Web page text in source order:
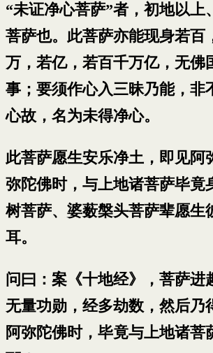
“未证净心菩萨”者，初地以上
菩萨也。此菩萨亦能现身若百
万，若亿，若百千万亿，无佛
事；要须作心入三昧乃能，非
心故，名为未得净心。
此菩萨愿生安乐净土，即见阿
弥陀佛时，与上地诸菩萨毕竟
树菩萨、婆薮槃头菩萨辈愿生
耳。
问曰：案《十地经》，菩萨进
无量功勋，经多劫数，然后乃
阿弥陀佛时，毕竟与上地诸菩